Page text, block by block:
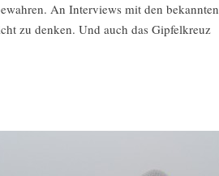
An Interviews mit den bekannten
zu denken. Und auch das Gipfelkreuz